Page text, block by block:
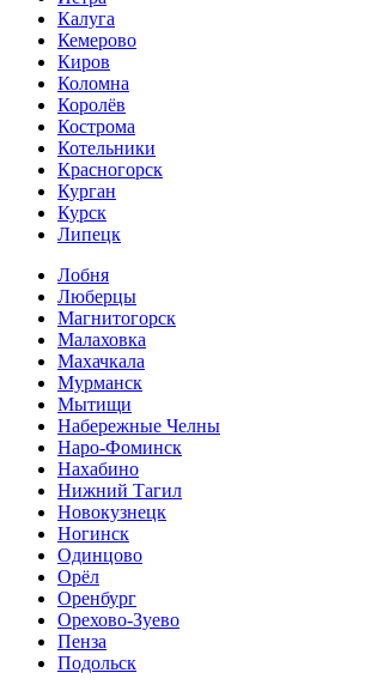
Калуга
Кемерово
Киров
Коломна
Королёв
Кострома
Котельники
Красногорск
Курган
Курск
Липецк
Лобня
Люберцы
Магнитогорск
Малаховка
Махачкала
Мурманск
Мытищи
Набережные Челны
Наро-Фоминск
Нахабино
Нижний Тагил
Новокузнецк
Ногинск
Одинцово
Орёл
Оренбург
Орехово-Зуево
Пенза
Подольск